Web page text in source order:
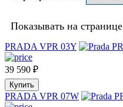
Показывать на странице
PRADA VPR 03Y
39 590 ₽
Купить
PRADA VPR 07W